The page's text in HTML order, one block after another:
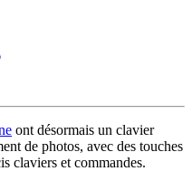
ont désormais un clavier
de photos, avec des touches
claviers et commandes.